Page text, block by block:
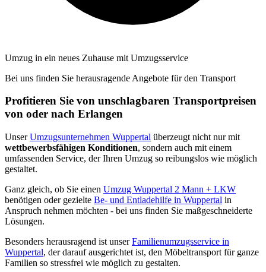
Umzug in ein neues Zuhause mit Umzugsservice
Bei uns finden Sie herausragende Angebote für den Transport
Profitieren Sie von unschlagbaren Transportpreisen
von oder nach Erlangen
UnserUmzugsunternehmen Wuppertal überzeugt nicht nur mit
wettbewerbsfähigen Konditionen, sondern auch mit einem
umfassenden Service, der Ihren Umzug so reibungslos wie möglich
gestaltet.
Ganz gleich, ob Sie einen Umzug Wuppertal 2 Mann + LKW
benötigen oder gezielte Be- und Entladehilfe in Wuppertal in
Anspruch nehmen möchten - bei uns finden Sie maßgeschneiderte
Lösungen.
Besonders herausragend ist unserFamilienumzugsservice in
Wuppertal, der darauf ausgerichtet ist, den Möbeltransport für ganze
Familien so stressfrei wie möglich zu gestalten.